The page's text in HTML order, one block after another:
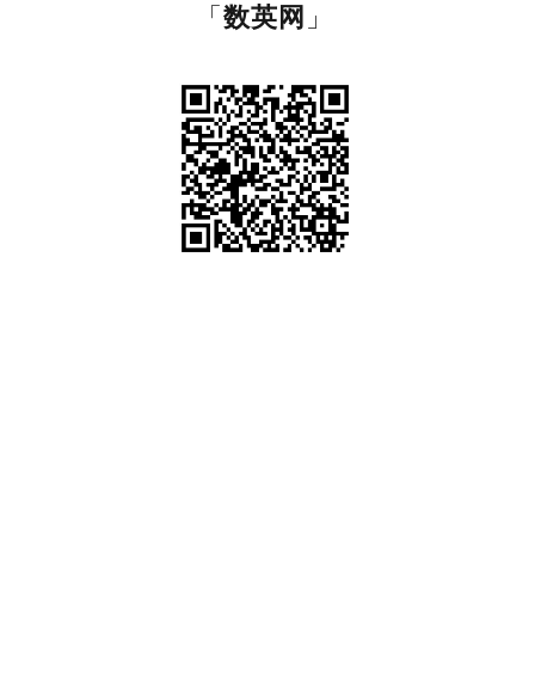
「数英网 」